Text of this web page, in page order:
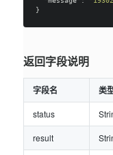
返回字段说明
字段名 类
status
result